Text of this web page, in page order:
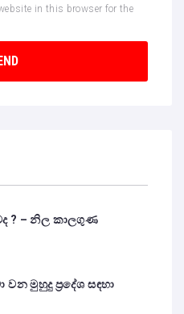
in this browser for the
? – නිල කාලගුණ
වන මුහුදු ප්‍රදේශ සඳහා